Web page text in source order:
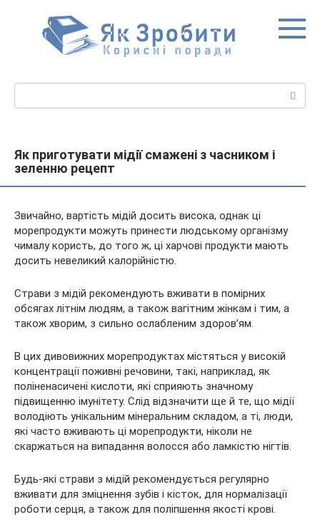
Як приготувати мідії смажені з часником і
зеленню рецепт
Звичайно, вартість мідій досить висока, однак ці
морепродукти можуть принести людському організму
чималу користь, до того ж, ці харчові продукти мають
досить невеликий калорійністю.
Страви з мідій рекомендують вживати в помірних
обсягах літнім людям, а також вагітним жінкам і тим, а
також хворим, з сильно ослабленим здоров’ям.
В цих дивовижних морепродуктах містяться у високій
концентрації поживні речовини, такі, наприклад, як
поліненасичені кислоти, які сприяють значному
підвищенню імунітету. Слід відзначити ще й те, що мідії
володіють унікальним мінеральним складом, а ті, люди,
які часто вживають ці морепродукти, ніколи не
скаржаться на випадання волосся або ламкістю нігтів.
Будь-які страви з мідій рекомендується регулярно
вживати для зміцнення зубів і кісток, для нормалізації
роботи серця, а також для поліпшення якості крові.